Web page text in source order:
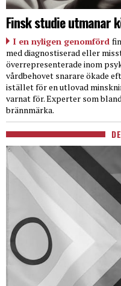
Finsk studie utmanar
I en nyligen genomförd
med diagnostiserad eller
överrepresenterade inom
vårdbehovet snarare ökade
istället för en utlovad
varnat för. Experter som
brännmärka.